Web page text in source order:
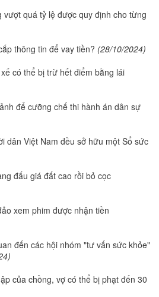
vượt quá tỷ lệ được quy định cho từng
thông tin để vay tiền? (28/10/2024)
có thể bị trừ hết điểm bằng lái
để cưỡng chế thi hành án dân sự
dân Việt Nam đều sở hữu một Sổ sức
đấu giá đất cao rồi bỏ cọc
xem phim được nhận tiền
đến các hội nhóm "tư vấn sức khỏe"
của chồng, vợ có thể bị phạt đến 30